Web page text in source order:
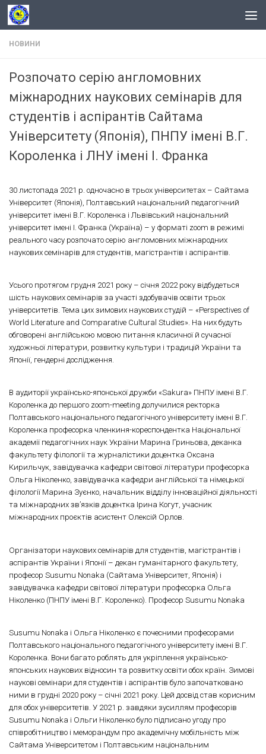
Skip to content
НОВИНИ
Розпочато серію англомовних
міжнародних наукових семінарів для
студентів і аспірантів Сайтама
Університету (Японія), ПНПУ імені В.Г.
Короленка і ЛНУ імені І. Франка
30 листопада 2021 р. одночасно в трьох університетах – Сайтама
Університет (Японія), Полтавський національний педагогічний
університет імені В.Г. Короленка і Львівський національний
університет імені І. Франка (Україна) – у форматі zoom в режимі
реального часу розпочато серію англомовних міжнародних
наукових семінарів для студентів, магістрантів і аспірантів.
Усього протягом грудня 2021 року – січня 2022 року відбудеться
шість наукових семінарів за участі здобувачів освіти трьох
університетів. Тема цих зимових наукових студій – «Perspectives of
World Literature and Comparative Cultural Studies». На них будуть
обговорені англійською мовою питання класичної й сучасної
художньої літератури, розвитку культури і традицій України та
Японії, гендерні дослідження.
В аудиторії українсько-японської дружби «Sakura» ПНПУ імені В.Г.
Короленка до першого zoom-meeting долучилися ректорка
Полтавського національного педагогічного університету імені В.Г.
Короленка професорка членкиня-кореспондентка Національної
академії педагогічних наук України Марина Гриньова, деканка
факультету філології та журналістики доцентка Оксана
Кирильчук, завідувачка кафедри світової літератури професорка
Ольга Ніколенко, завідувачка кафедри англійської та німецької
філології Марина Зуєнко, начальник відділу інноваційної діяльності
та міжнародних зв’язків доцентка Ірина Когут, учасник
міжнародних проєктів асистент Олексій Орлов.
Організатори наукових семінарів для студентів, магістрантів і
аспірантів України і Японії – декан гуманітарного факультету,
професор Susumu Nonaka (Сайтама Університет, Японія) і
завідувачка кафедри світової літератури професорка Ольга
Ніколенко (ПНПУ імені В.Г. Короленко). Професор Susumu Nonaka
Susumu Nonaka і Ольга Ніколенко є почесними професорами
Полтавського національного педагогічного університету імені В.Г.
Короленка. Вони багато роблять для укріплення українсько-
японських наукових відносин та розвитку освіти обох країн. Зимові
наукові семінари для студентів і аспірантів було започатковано
ними в грудні 2020 року – січні 2021 року. Цей досвід став корисним
для обох університетів. У 2021 р. завдяки зусиллям професорів
Susumu Nonaka і Ольги Ніколенко було підписано угоду про
співробітництво і меморандум про академічну мобільність між
Сайтама Університетом і Полтавським національним